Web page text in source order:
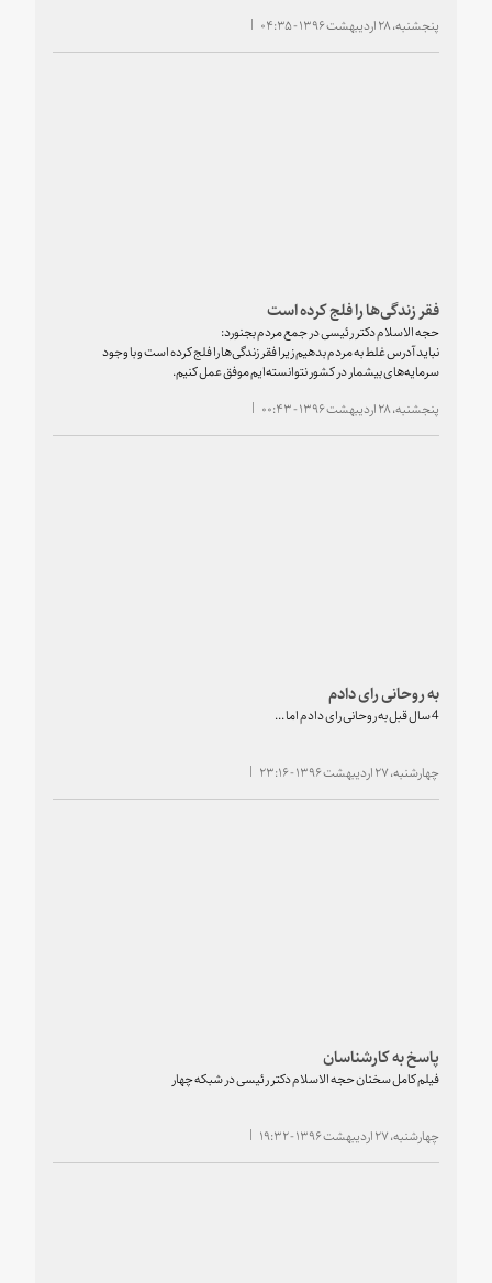
پنجشنبه، ۲۸ اردیبهشت ۱۳۹۶ - ۰۴:۳۵
فقر زندگی‌ها را فلج کرده است
حجه الاسلام دکتر رئیسی در جمع مردم بجنورد:
نباید آدرس غلط به مردم بدهیم زیرا فقر زندگی‌ها را فلج کرده است و با وجود
سرمایه‌های بیشمار در کشور نتوانسته‌ایم موفق عمل کنیم.
پنجشنبه، ۲۸ اردیبهشت ۱۳۹۶ - ۰۰:۴۳
به روحانی رای دادم
4 سال قبل به روحانی رای دادم اما ...
چهارشنبه، ۲۷ اردیبهشت ۱۳۹۶ - ۲۳:۱۶
پاسخ به کارشناسان
فیلم کامل سخنان حجه الاسلام دکتر رئیسی در شبکه چهار
چهارشنبه، ۲۷ اردیبهشت ۱۳۹۶ - ۱۹:۳۲